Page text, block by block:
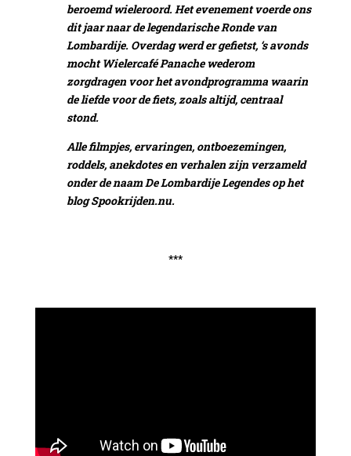
beroemd wieleroord. Het evenement voerde ons
dit jaar naar de legendarische Ronde van
Lombardije. Overdag werd er gefietst, ‘s avonds
mocht Wielercafé Panache wederom
zorgdragen voor het avondprogramma waarin
de liefde voor de fiets, zoals altijd, centraal
stond.
Alle filmpjes, ervaringen, ontboezemingen,
roddels, anekdotes en verhalen zijn verzameld
onder de naam De Lombardije Legendes op het
blog Spookrijden.nu.
***